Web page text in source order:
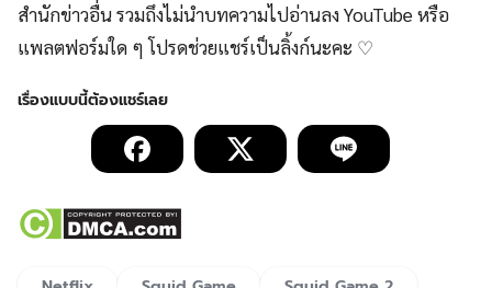
สำนักข่าวอื่น รวมถึงไม่นำบทความไปอ่านลง YouTube หรือ
แพลตฟอร์มใด ๆ โปรดช่วยแชร์เป็นลิ้งก์นะคะ ♡